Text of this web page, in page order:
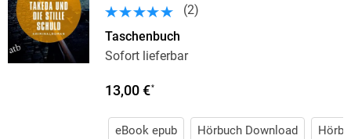
(2)
Taschenbuch
Sofort lieferbar
13,00 €*
eBook epub
Hörbuch Download